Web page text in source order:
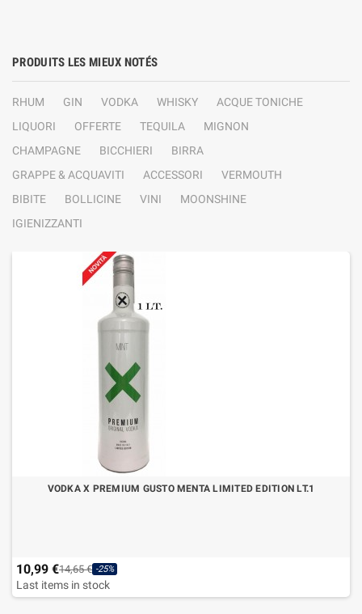
PRODUITS LES MIEUX NOTÉS
RHUM GIN VODKA WHISKY
ACQUE TONICHE
LIQUORI
OFFERTE TEQUILA
MIGNON
CHAMPAGNE
BICCHIERI
BIRRA
GRAPPE & ACQUAVITI
ACCESSORI
VERMOUTH
BIBITE
BOLLICINE VINI
MOONSHINE
IGIENIZZANTI
VODKA X PREMIUM GUSTO MENTA LIMITED EDITION LT.1
10,99 €14,65 € -25%
Last items in stock